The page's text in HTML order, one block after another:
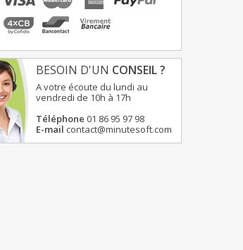
BESOIN D'UN CONSEIL ?
A votre écoute du lundi au
vendredi de 10h à 17h
Téléphone 01 86 95 97 98
E-mail contact@minutesoft.com